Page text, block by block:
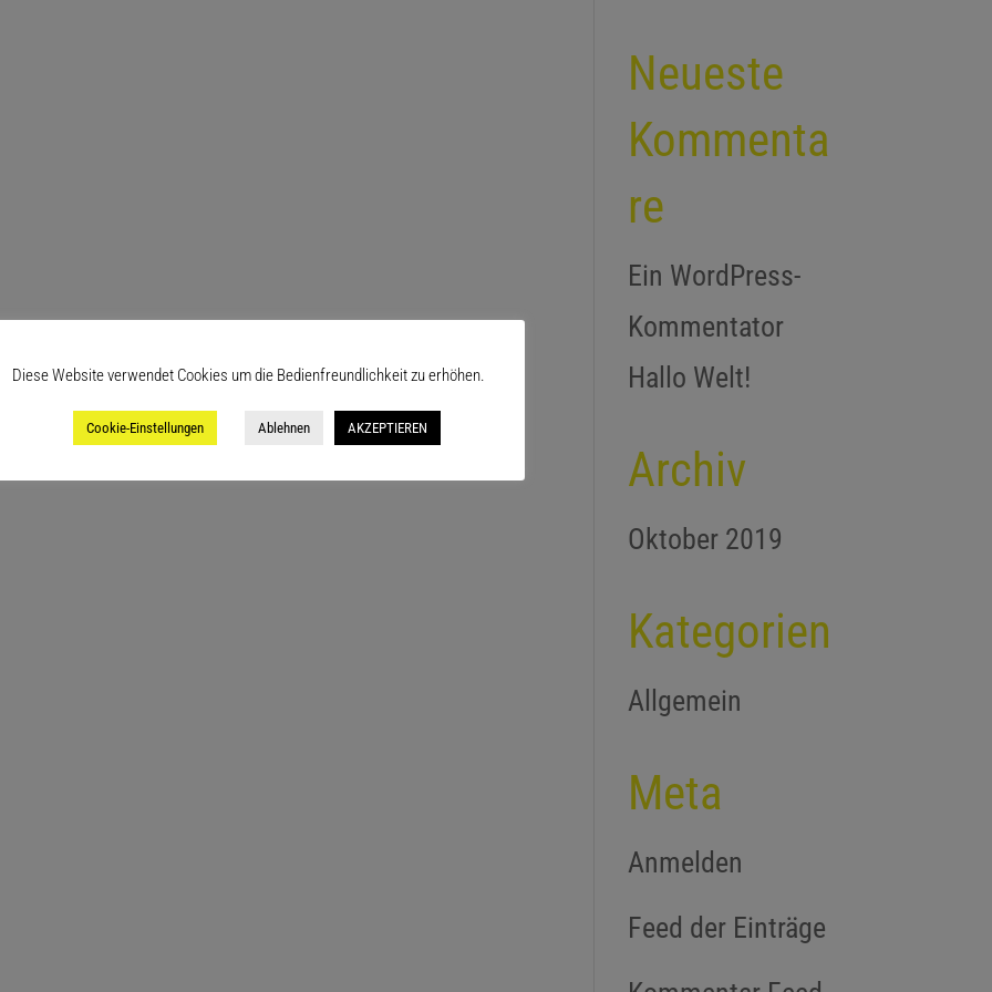
Neueste
Kommenta
re
Ein WordPress-
Kommentator
Hallo Welt!
Archiv
Oktober 2019
Kategorien
Allgemein
Meta
Anmelden
Feed der Einträge
Diese Website verwendet Cookies um die Bedienfreundlichkeit zu erhöhen.
Cookie-Einstellungen Ablehnen AKZEPTIEREN